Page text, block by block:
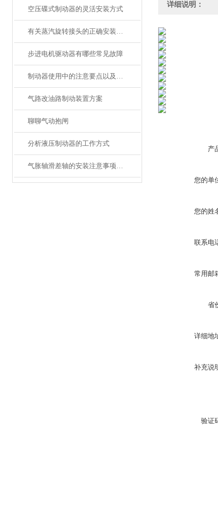
空压碟式制动器的灵活安装方式
有关蒸汽旋转接头的正确安装顺序
步进电机驱动器有哪些常见故障
制动器使用中的注意要点以及故障处理
气路改油路制动装置方案
聊聊气动抱闸
分析液压制动器的工作方式
气胀轴滑差轴的安装注意事项分析
详细说明：
产
您的单
您的姓
联系电
常用邮
省
详细地
补充说
验证